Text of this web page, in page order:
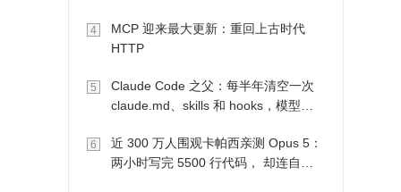
4
MCP 迎来最大更新：重回上古时代
HTTP
5
Claude Code 之父：每半年清空一次
claude.md、skills 和 hooks，模型自
6
近 300 万人围观卡帕西亲测 Opus 5：
两小时写完 5500 行代码， 却连自己